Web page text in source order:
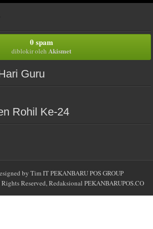
0 spam
diblokir oleh Akismet
Guru
Rohil Ke-24
by Tim IT PEKANBARU POS GROUP
Reserved, Redaksional PEKANBARUPOS.CO